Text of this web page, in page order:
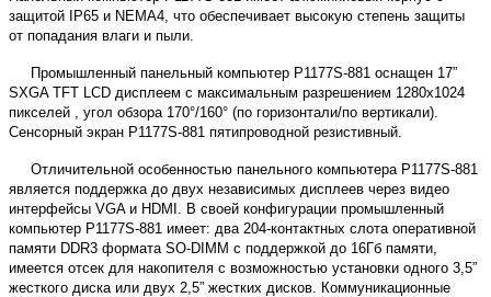
защитой IP65 и NEMA4, что обеспечивает высокую степень защиты
от попадания влаги и пыли.
Промышленный панельный компьютер P1177S-881 оснащен 17”
SXGA TFT LCD дисплеем с максимальным разрешением 1280х1024
пикселей , угол обзора 170°/160° (по горизонтали/по вертикали).
Сенсорный экран P1177S-881 пятипроводной резистивный.
Отличительной особенностью панельного компьютера P1177S-881
является поддержка до двух независимых дисплеев через видео
интерфейсы VGA и HDMI. В своей конфигурации промышленный
компьютер P1177S-881 имеет: два 204-контактных слота оперативной
памяти DDR3 формата SO-DIMM с поддержкой до 16Гб памяти,
имеется отсек для накопителя с возможностью установки одного 3,5”
жесткого диска или двух 2,5” жестких дисков. Коммуникационные